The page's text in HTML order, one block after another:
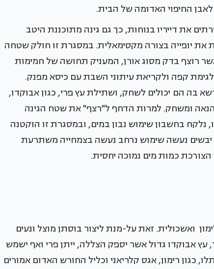
לאבן החיפוי האדומה של הבית.
את דייריו בנוחות, כך גם גינה מתוכננת היטב
יופייה בצורה מקסימאלית. במסגרת זו חולק שטחה
רוצף בדק מסוג אורן, המעניק תחושה של חמימות
קפה ולקריאת עיתוני השבת עם כיסא מפנק.
בה הם יכולים לשחק, ושתילת עץ פרי, כגון אבוקדו,
ומשחק. למרות הדחף ל"רצף" את שטח הגינה
בחשבון שימוש נבון במים, ובמסגרת זו הוקטנה
שילוב חומרים יבשים נעשה שימוש נרחב נעשה בצמחייה משתרעת
הצורכת כמות מים נמוכה יחסית.
ואשכולית. זאת על-מנת ליצור בוסתן מוצל ונעים
אבוקדו גדול אשר יספק הצללה, ייתן פרי ואף ישמש
כגון רימון, אגס קלריאני וכליל החורש האדום אמורים